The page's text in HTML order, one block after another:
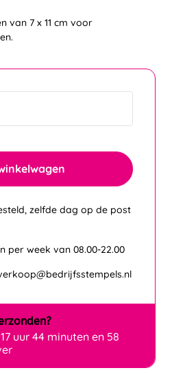
van 7 x 11 cm voor
zelfde dag op de post
per week van 08.00-22.00
17 uur 44 minuten en 58